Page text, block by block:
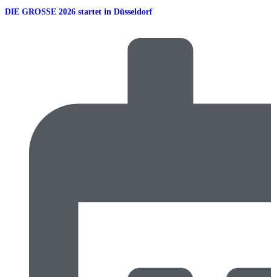
DIE GROSSE 2026 startet in Düsseldorf